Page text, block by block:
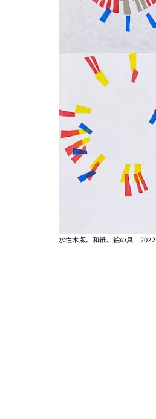
水性木版、和紙、絵の具｜2022